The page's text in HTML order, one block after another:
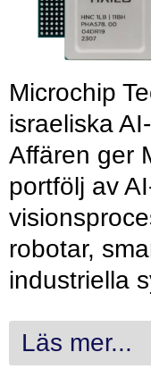
Microchip
israeliska
Affären ger
portfölj av
robotar,
industriella
Läs mer...